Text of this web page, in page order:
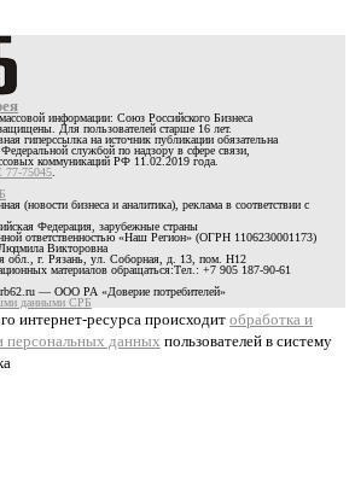
информации: Союз Российского Бизнеса
Для пользователей старше 16 лет.
гиперссылка на источник публикации обязательна
Федеральной службой по надзору в сфере связи,
коммуникаций РФ 11.02.2019 года.
75045
(новости бизнеса и аналитика), реклама в соответствии с
Федерация, зарубежные страны
ответственностью «Наш Регион» (ОГРН 1106230001173)
Викторовна
обл., г. Рязань, ул. Соборная, д. 13, пом. Н12
материалов обращаться:Тел.: +7 905 187-90-61
— ООО РА «Доверие потребителей»
данными СРБ
интернет-ресурса происходит обработка и
персональных данных пользователей в систему